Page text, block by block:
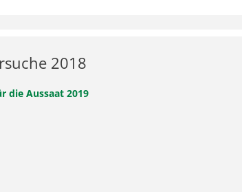
2018
die Aussaat 2019